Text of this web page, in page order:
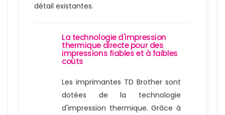
détail existantes.
La technologie d'impression
thermique directe pour des
impressions fiables et à faibles
coûts
Les imprimantes TD Brother sont
dotées de la technologie
d'impression thermique. Grâce à